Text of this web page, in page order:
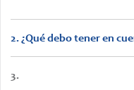
2. ¿Qué debo tener en
3.